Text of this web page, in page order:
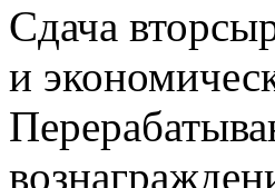
Сдача
и